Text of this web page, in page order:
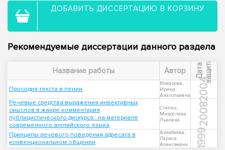
ДОБАВИТЬ ДИССЕРТАЦИЮ В КОРЗИНУ
Рекомендуемые диссертации данного раздела
Название работы Автор Д
а
т
а
з
а
щ
и
ты
Просодия текста в пении
Комарова,
Ирина
Анатольевна
2004
Речевые средства выражения инвективных
смыслов в жанре комментария
публицистического дискурса : на материале
современного английского языка
Степко,
Мирослава
Львовна
2008
Принципы речевого поведения адресата в
конвенциональном общении
Азнабаева,
Лариса
Алексеевна
1999